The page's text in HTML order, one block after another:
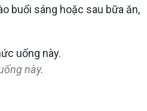
buổi sáng hoặc sau bữa ăn,
này.